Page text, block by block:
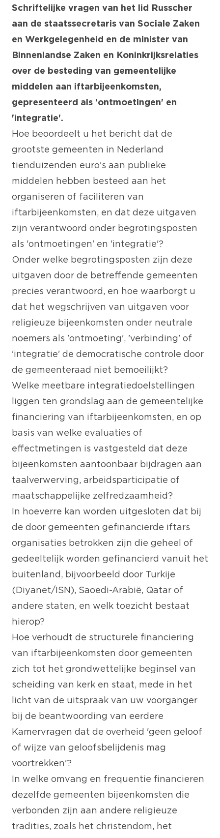
Schriftelijke vragen van het lid Russcher
aan de staatssecretaris van Sociale Zaken
en Werkgelegenheid en de minister van
Binnenlandse Zaken en Koninkrijksrelaties
over de besteding van gemeentelijke
middelen aan iftarbijeenkomsten,
gepresenteerd als 'ontmoetingen' en
'integratie'.
Hoe beoordeelt u het bericht dat de
grootste gemeenten in Nederland
tienduizenden euro's aan publieke
middelen hebben besteed aan het
organiseren of faciliteren van
iftarbijeenkomsten, en dat deze uitgaven
zijn verantwoord onder begrotingsposten
als 'ontmoetingen' en 'integratie'?
Onder welke begrotingsposten zijn deze
uitgaven door de betreffende gemeenten
precies verantwoord, en hoe waarborgt u
dat het wegschrijven van uitgaven voor
religieuze bijeenkomsten onder neutrale
noemers als 'ontmoeting', 'verbinding' of
'integratie' de democratische controle door
de gemeenteraad niet bemoeilijkt?
Welke meetbare integratiedoelstellingen
liggen ten grondslag aan de gemeentelijke
financiering van iftarbijeenkomsten, en op
basis van welke evaluaties of
effectmetingen is vastgesteld dat deze
bijeenkomsten aantoonbaar bijdragen aan
taalverwerving, arbeidsparticipatie of
maatschappelijke zelfredzaamheid?
In hoeverre kan worden uitgesloten dat bij
de door gemeenten gefinancierde iftars
organisaties betrokken zijn die geheel of
gedeeltelijk worden gefinancierd vanuit het
buitenland, bijvoorbeeld door Turkije
(Diyanet/ISN), Saoedi-Arabië, Qatar of
andere staten, en welk toezicht bestaat
hierop?
Hoe verhoudt de structurele financiering
van iftarbijeenkomsten door gemeenten
zich tot het grondwettelijke beginsel van
scheiding van kerk en staat, mede in het
licht van de uitspraak van uw voorganger
bij de beantwoording van eerdere
Kamervragen dat de overheid 'geen geloof
of wijze van geloofsbelijdenis mag
voortrekken'?
In welke omvang en frequentie financieren
dezelfde gemeenten bijeenkomsten die
verbonden zijn aan andere religieuze
tradities, zoals het christendom, het